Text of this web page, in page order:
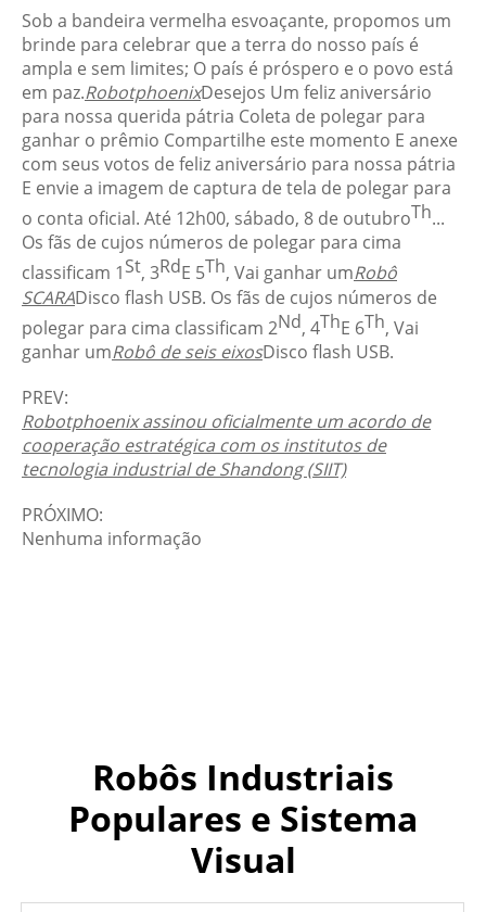
Sob a bandeira vermelha esvoaçante, propomos um
brinde para celebrar que a terra do nosso país é
ampla e sem limites; O país é próspero e o povo está
em paz.RobotphoenixDesejos Um feliz aniversário
para nossa querida pátria Coleta de polegar para
ganhar o prêmio Compartilhe este momento E anexe
com seus votos de feliz aniversário para nossa pátria
E envie a imagem de captura de tela de polegar para
o conta oficial. Até 12h00, sábado, 8 de outubroTh...
Os fãs de cujos números de polegar para cima
classificam 1St, 3RdE 5Th, Vai ganhar umRobô
SCARADisco flash USB. Os fãs de cujos números de
polegar para cima classificam 2Nd, 4ThE 6Th, Vai
ganhar umRobô de seis eixosDisco flash USB.
PREV:
Robotphoenix assinou oficialmente um acordo de
cooperação estratégica com os institutos de
tecnologia industrial de Shandong (SIIT)
PRÓXIMO:
Nenhuma informação
Robôs Industriais
Populares e Sistema
Visual